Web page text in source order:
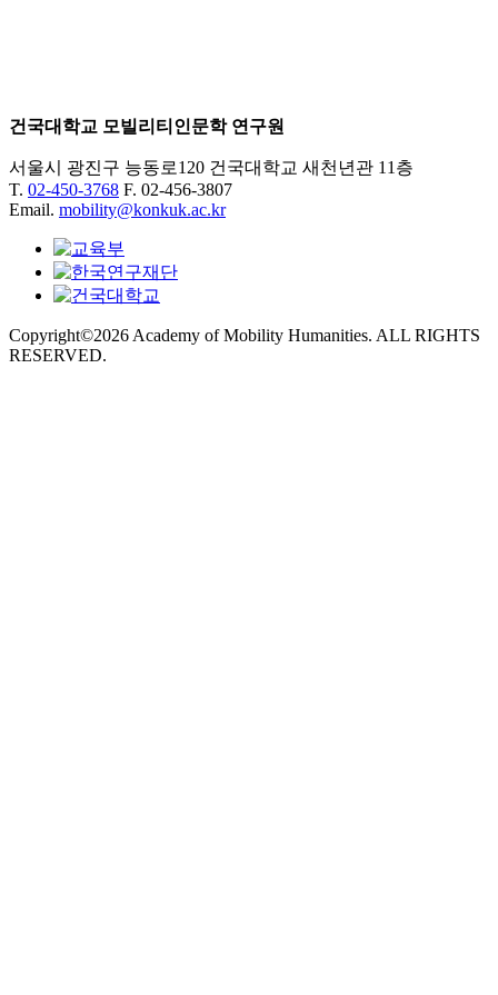
건국대학교 모빌리티인문학 연구원
서울시 광진구 능동로120 건국대학교 새천년관 11층
T. 02-450-3768 F. 02-456-3807
Email. mobility@konkuk.ac.kr
Copyright©2026 Academy of Mobility Humanities. ALL RIGHTS
RESERVED.